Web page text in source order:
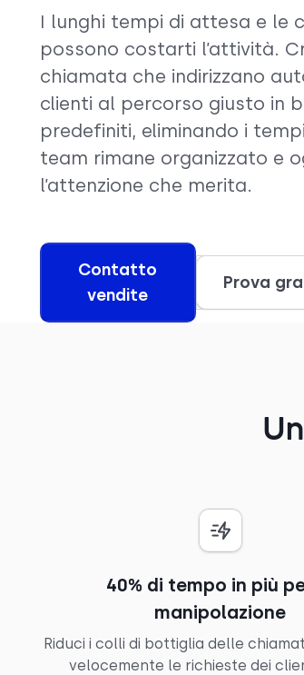
I lunghi tempi di attesa e le
possono costarti l’attività.
chiamata che indirizzano
clienti al percorso giusto in
predefiniti, eliminando i
team rimane organizzato e
l’attenzione che merita.
Contatto
vendite
Prova
40% di tempo in più
manipolazione
Riduci i colli di bottiglia delle
velocemente le richieste dei